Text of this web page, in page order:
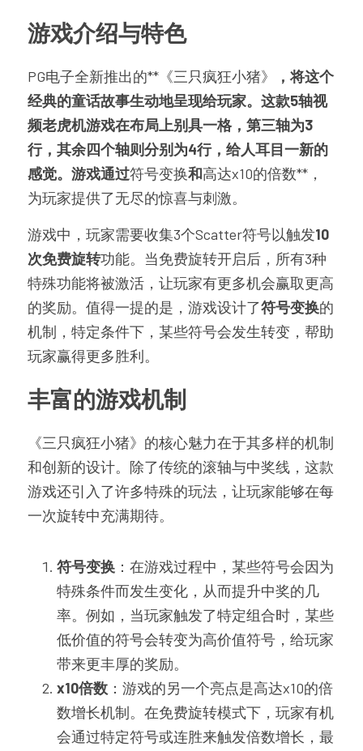
游戏介绍与特色
PG电子全新推出的**《三只疯狂小猪》
，将这个
经典的童话故事生动地呈现给玩家。这款5轴视
频老虎机游戏在布局上别具一格，第三轴为3
行，其余四个轴则分别为4行，给人耳目一新的
感觉。游戏通过符号变换和高达x10的倍数**，
为玩家提供了无尽的惊喜与刺激。
游戏中，玩家需要收集3个Scatter符号以触发10
次免费旋转功能。当免费旋转开启后，所有3种
特殊功能将被激活，让玩家有更多机会赢取更高
的奖励。值得一提的是，游戏设计了符号变换的
机制，特定条件下，某些符号会发生转变，帮助
玩家赢得更多胜利。
丰富的游戏机制
《三只疯狂小猪》的核心魅力在于其多样的机制
和创新的设计。除了传统的滚轴与中奖线，这款
游戏还引入了许多特殊的玩法，让玩家能够在每
一次旋转中充满期待。
符号变换 ：在游戏过程中，某些符号会因为
特殊条件而发生变化，从而提升中奖的几
率。例如，当玩家触发了特定组合时，某些
低价值的符号会转变为高价值符号，给玩家
带来更丰厚的奖励。
x10倍数 ：游戏的另一个亮点是高达x10的倍
数增长机制。在免费旋转模式下，玩家有机
会通过特定符号或连胜来触发倍数增长，最